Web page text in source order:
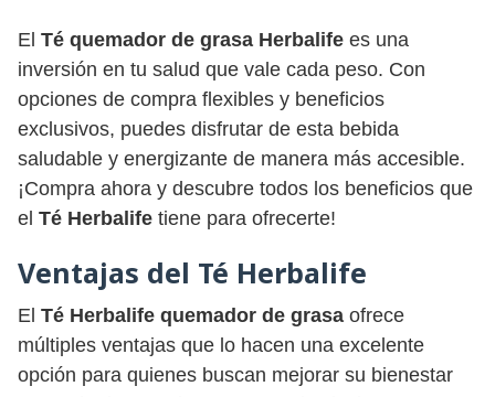
El Té quemador de grasa Herbalife es una
inversión en tu salud que vale cada peso. Con
opciones de compra flexibles y beneficios
exclusivos, puedes disfrutar de esta bebida
saludable y energizante de manera más accesible.
¡Compra ahora y descubre todos los beneficios que
el Té Herbalife tiene para ofrecerte!
Ventajas del Té Herbalife
El Té Herbalife quemador de grasa ofrece
múltiples ventajas que lo hacen una excelente
opción para quienes buscan mejorar su bienestar